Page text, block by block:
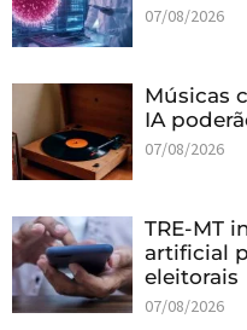
07/08/2026
Músicas
IA
07/08/2026
TRE-MT
artificial
eleitorais
07/08/2026